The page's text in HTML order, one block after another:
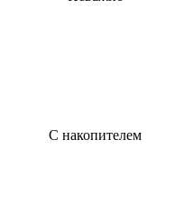
С накопителем